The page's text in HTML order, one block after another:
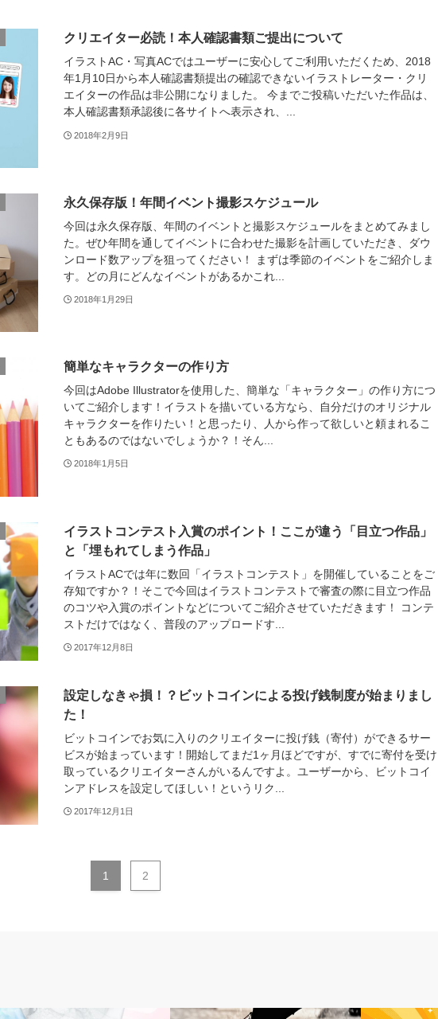
クリエイター必読！本人確認書類ご提出について
イラストAC・写真ACではユーザーに安心してご利用いただくため、2018
年1月10日から本人確認書類提出の確認できないイラストレーター・クリ
エイターの作品は非公開になりました。 今までご投稿いただいた作品は、
本人確認書類承認後に各サイトへ表示され、...
2018年2月9日
永久保存版！年間イベント撮影スケジュール
今回は永久保存版、年間のイベントと撮影スケジュールをまとめてみまし
た。ぜひ年間を通してイベントに合わせた撮影を計画していただき、ダウ
ンロード数アップを狙ってください！ まずは季節のイベントをご紹介しま
す。どの月にどんなイベントがあるかこれ...
2018年1月29日
簡単なキャラクターの作り方
今回はAdobe Illustratorを使用した、簡単な「キャラクター」の作り方につ
いてご紹介します！イラストを描いている方なら、自分だけのオリジナル
キャラクターを作りたい！と思ったり、人から作って欲しいと頼まれるこ
ともあるのではないでしょうか？！そん...
2018年1月5日
イラストコンテスト入賞のポイント！ここが違う「目立つ作品」
と「埋もれてしまう作品」
イラストACでは年に数回「イラストコンテスト」を開催していることをご
存知ですか？！そこで今回はイラストコンテストで審査の際に目立つ作品
のコツや入賞のポイントなどについてご紹介させていただきます！ コンテ
ストだけではなく、普段のアップロードす...
2017年12月8日
設定しなきゃ損！？ビットコインによる投げ銭制度が始まりまし
た！
ビットコインでお気に入りのクリエイターに投げ銭（寄付）ができるサー
ビスが始まっています！開始してまだ1ヶ月ほどですが、すでに寄付を受け
取っているクリエイターさんがいるんですよ。ユーザーから、ビットコイ
ンアドレスを設定してほしい！というリク...
2017年12月1日
1 2